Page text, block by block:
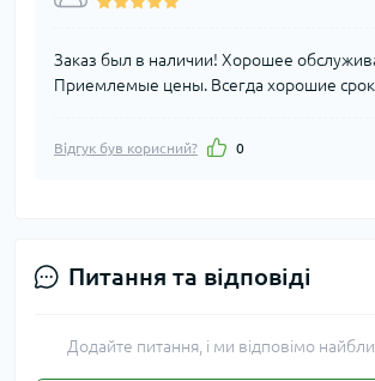
Заказ был в наличии! Хорошее
Приемлемые цены. Всегда хорошие
Відгук був корисний? 0
Питання та відповіді
Додайте питання, і ми відповімо